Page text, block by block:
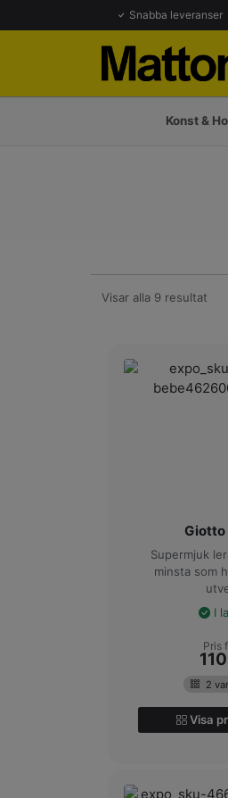
Snabba leveranser
Konst &
Visar alla 9 resultat
Giotto
Supermjuk
minsta som
I
Pris
110
2
Visa